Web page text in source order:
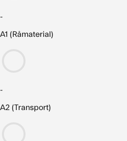
-
A1 (Råmaterial)
-
A2 (Transport)